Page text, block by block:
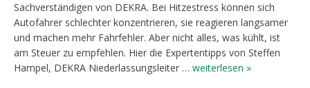
Sachverständigen von DEKRA. Bei Hitzestress können sich
Autofahrer schlechter konzentrieren, sie reagieren langsamer
und machen mehr Fahrfehler. Aber nicht alles, was kühlt, ist
am Steuer zu empfehlen. Hier die Expertentipps von Steffen
Hampel, DEKRA Niederlassungsleiter … weiterlesen »